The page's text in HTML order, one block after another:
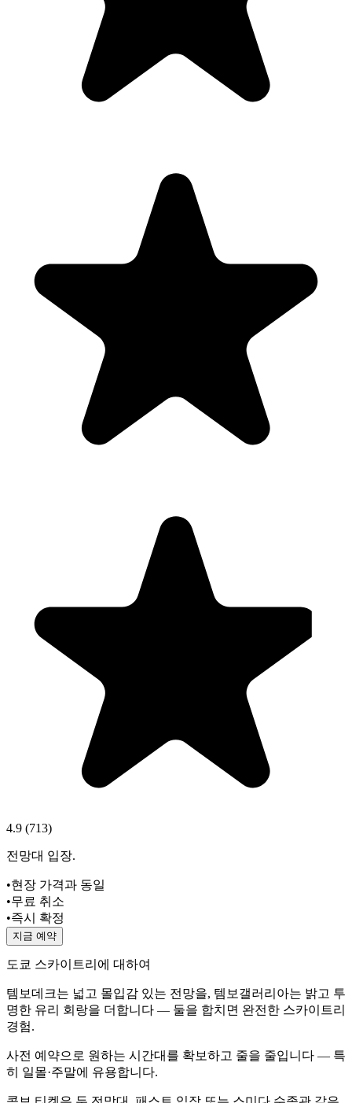
4.9 (713)
전망대 입장.
•현장 가격과 동일
•무료 취소
•즉시 확정
지금 예약
도쿄 스카이트리에 대하여
템보데크는 넓고 몰입감 있는 전망을, 템보갤러리아는 밝고 투
명한 유리 회랑을 더합니다 — 둘을 합치면 완전한 스카이트리
경험.
사전 예약으로 원하는 시간대를 확보하고 줄을 줄입니다 — 특
히 일몰·주말에 유용합니다.